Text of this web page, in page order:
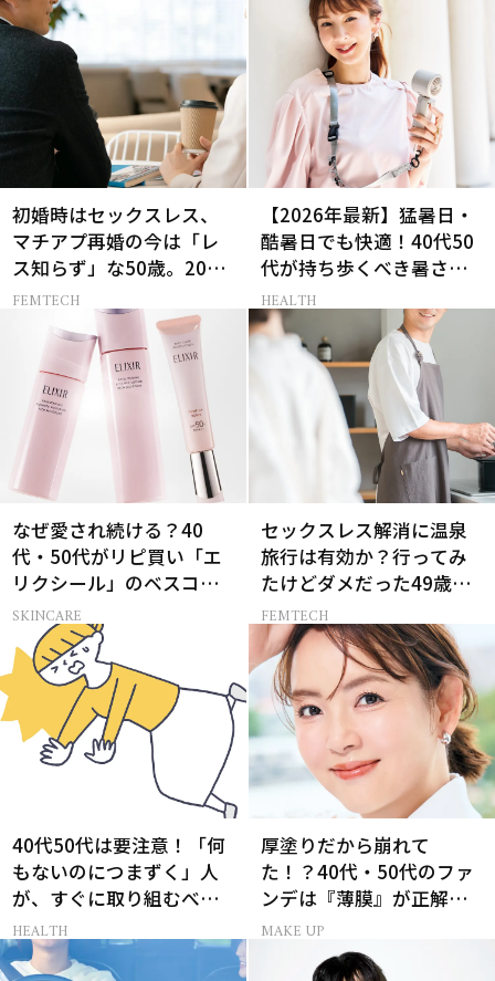
初婚時はセックスレス、
マチアプ再婚の今は「レ
ス知らず」な50歳。20代
と変えた“結婚の条件”と
FEMTECH
【2026年最新】猛暑日・
酷暑日でも快適！40代50
代が持ち歩くべき暑さ対
策グッズ
HEALTH
なぜ愛され続ける？40
代・50代がリピ買い「エ
リクシール」のベスコス
受賞名品3選
SKINCARE
セックスレス解消に温泉
旅行は有効か？行ってみ
たけどダメだった49歳妻
の「思わぬ収穫」
FEMTECH
40代50代は要注意！「何
もないのにつまずく」人
が、すぐに取り組むべき
こと5選［医師監修］
HEALTH
厚塗りだから崩れて
た！？40代・50代のファ
ンデは『薄膜』が正解で
した
MAKE UP